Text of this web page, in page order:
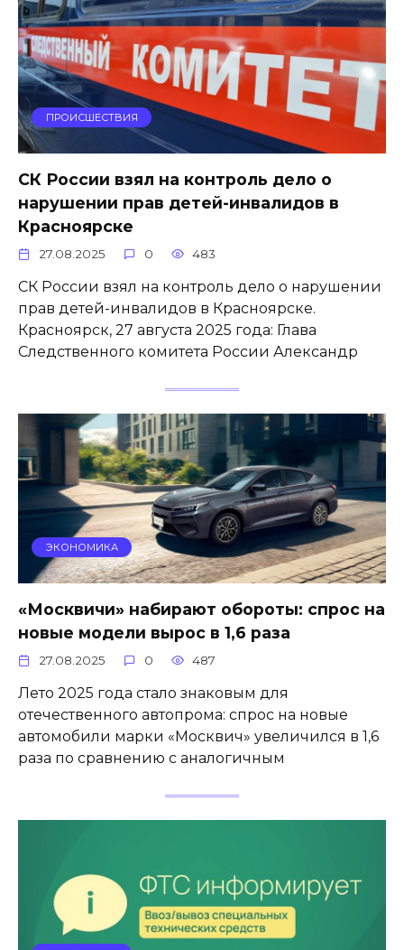
ПРОИСШЕСТВИЯ
СК России взял на контроль дело о
нарушении прав детей-инвалидов в
Красноярске
27.08.2025 0 483
СК России взял на контроль дело о нарушении
прав детей-инвалидов в Красноярске.
Красноярск, 27 августа 2025 года: Глава
Следственного комитета России Александр
ЭКОНОМИКА
«Москвичи» набирают обороты: спрос на
новые модели вырос в 1,6 раза
27.08.2025 0 487
Лето 2025 года стало знаковым для
отечественного автопрома: спрос на новые
автомобили марки «Москвич» увеличился в 1,6
раза по сравнению с аналогичным